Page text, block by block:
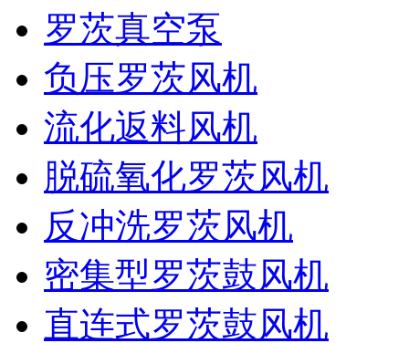
罗茨真空泵
负压罗茨风机
流化返料风机
脱硫氧化罗茨风机
反冲洗罗茨风机
密集型罗茨鼓风机
直连式罗茨鼓风机